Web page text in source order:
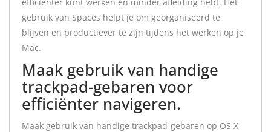
gebruik van Spaces helpt je om georganiseerd te
blijven en productiever te zijn tijdens het werken op je
Mac.
Maak gebruik van handige
trackpad-gebaren voor
efficiënter navigeren.
Maak gebruik van handige trackpad-gebaren op OS X